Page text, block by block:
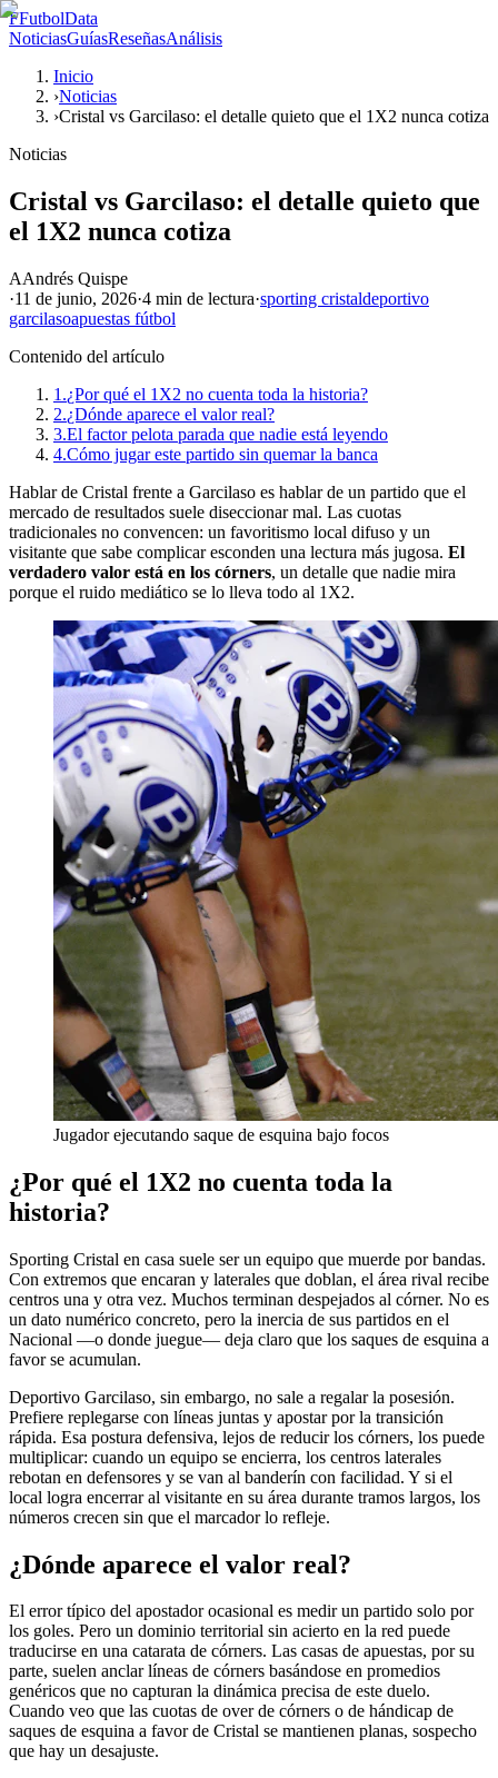
FFutbolData
NoticiasGuíasReseñasAnálisis
Inicio
›Noticias
›Cristal vs Garcilaso: el detalle quieto que el 1X2 nunca cotiza
Noticias
Cristal vs Garcilaso: el detalle quieto que
el 1X2 nunca cotiza
AAndrés Quispe
·11 de junio, 2026·4 min de lectura·sporting cristaldeportivo
garcilasoapuestas fútbol
Contenido del artículo
1.¿Por qué el 1X2 no cuenta toda la historia?
2.¿Dónde aparece el valor real?
3.El factor pelota parada que nadie está leyendo
4.Cómo jugar este partido sin quemar la banca
Hablar de Cristal frente a Garcilaso es hablar de un partido que el
mercado de resultados suele diseccionar mal. Las cuotas
tradicionales no convencen: un favoritismo local difuso y un
visitante que sabe complicar esconden una lectura más jugosa. El
verdadero valor está en los córners, un detalle que nadie mira
porque el ruido mediático se lo lleva todo al 1X2.
Jugador ejecutando saque de esquina bajo focos
¿Por qué el 1X2 no cuenta toda la
historia?
Sporting Cristal en casa suele ser un equipo que muerde por bandas.
Con extremos que encaran y laterales que doblan, el área rival recibe
centros una y otra vez. Muchos terminan despejados al córner. No es
un dato numérico concreto, pero la inercia de sus partidos en el
Nacional —o donde juegue— deja claro que los saques de esquina a
favor se acumulan.
Deportivo Garcilaso, sin embargo, no sale a regalar la posesión.
Prefiere replegarse con líneas juntas y apostar por la transición
rápida. Esa postura defensiva, lejos de reducir los córners, los puede
multiplicar: cuando un equipo se encierra, los centros laterales
rebotan en defensores y se van al banderín con facilidad. Y si el
local logra encerrar al visitante en su área durante tramos largos, los
números crecen sin que el marcador lo refleje.
¿Dónde aparece el valor real?
El error típico del apostador ocasional es medir un partido solo por
los goles. Pero un dominio territorial sin acierto en la red puede
traducirse en una catarata de córners. Las casas de apuestas, por su
parte, suelen anclar líneas de córners basándose en promedios
genéricos que no capturan la dinámica precisa de este duelo.
Cuando veo que las cuotas de over de córners o de hándicap de
saques de esquina a favor de Cristal se mantienen planas, sospecho
que hay un desajuste.